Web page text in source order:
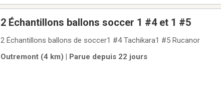
2 Échantillons ballons soccer 1 #4 et 1 #5
2 Échantillons ballons de soccer1 #4 Tachikara1 #5 Rucanor
Outremont (4 km) | Parue depuis 22 jours